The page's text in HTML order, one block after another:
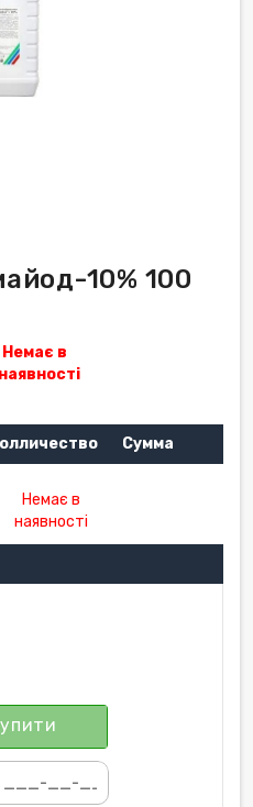
10% 100
Немає в
наявності
Сумма
Немає в
наявності